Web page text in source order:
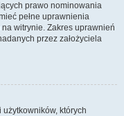
prawo nominowania
pełne uprawnienia
witrynie. Zakres uprawnień
przez założyciela
których